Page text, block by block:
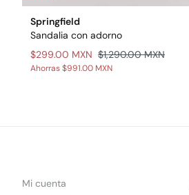
Springfield
Sandalia con adorno
$299.00 MXN $1,290.00 MXN
Ahorras$991.00 MXN
Mi cuenta